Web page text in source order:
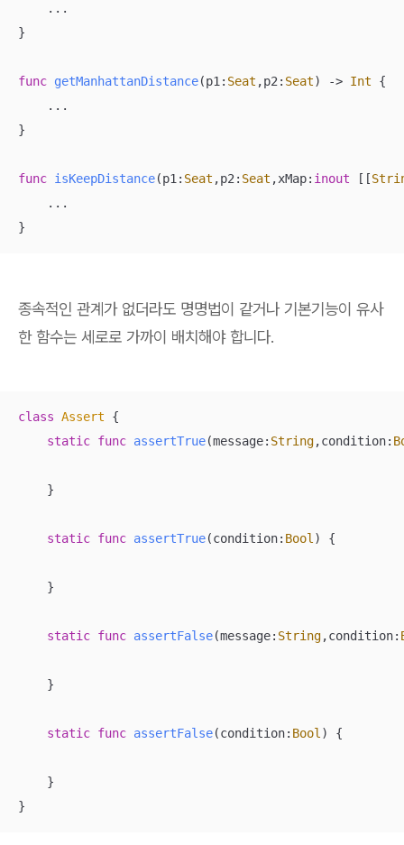
...
}
func getManhattanDistance(p1: Seat ,p2: Seat) -> Int {
...
}
func isKeepDistance(p1: Seat ,p2: Seat ,xMap: inout [[
...
}
종속적인 관계가 없더라도 명명법이 같거나 기본기능이 유사
한 함수는 세로로 가까이 배치해야 합니다.
class Assert
{
static func assertTrue(message: String,condition:
    }
static func assertTrue(condition: Bool) {
    }
static func assertFalse(message: String,condition:
    }
static func assertFalse(condition: Bool) {
    }
}